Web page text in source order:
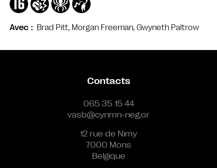
Avec Brad Pitt, Morgan Freeman, Gwyneth Paltrow
Contacts
065 35 15 44
vasb@cynmn-neg.or
12 rue de Nimy
7000 Mons
Belgique